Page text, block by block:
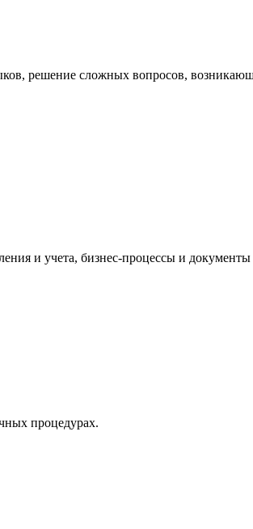
решение сложных вопросов,
и учета, бизнес-процессы и документы
процедурах.